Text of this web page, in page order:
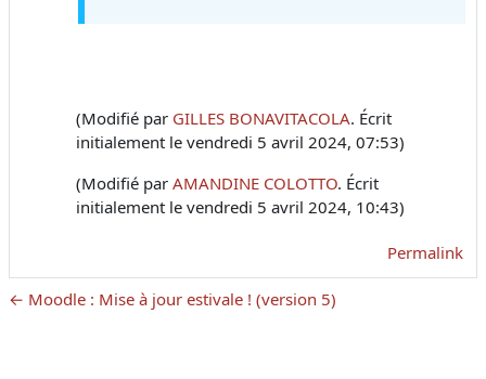
(Modifié par GILLES BONAVITACOLA. Écrit
initialement le vendredi 5 avril 2024, 07:53)
(Modifié par AMANDINE COLOTTO. Écrit
initialement le vendredi 5 avril 2024, 10:43)
Permalink
← Moodle : Mise à jour estivale ! (version 5)